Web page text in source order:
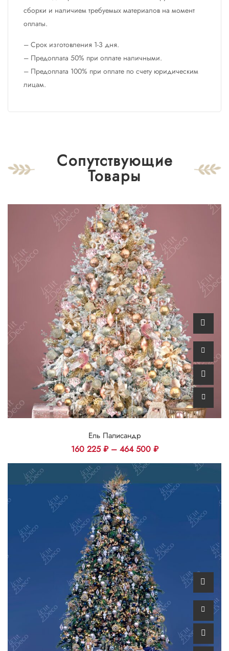
сборки и наличием требуемых материалов на момент
оплаты.
– Срок изготовления 1-3 дня.
– Предоплата 50% при оплате наличными.
– Предоплата 100% при оплате по счету юридическим
лицам.
Сопутствующие
Товары
Ель Палисандр
160 225 ₽– 464 500 ₽